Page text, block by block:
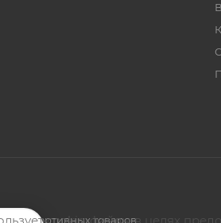
и спортивных товаров